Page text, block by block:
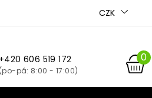
CZK
+420 606 519 172